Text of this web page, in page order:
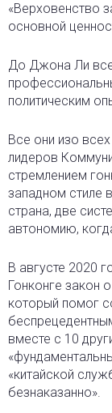
«Верховенство
основной
До Джона Ли
политическим
Все они изо
лидеров
стремлением
западном стиле
страна, две
автономию,
В августе 2020
Гонконге закон
который помог
вместе с 10
«китайской
безнаказанно».